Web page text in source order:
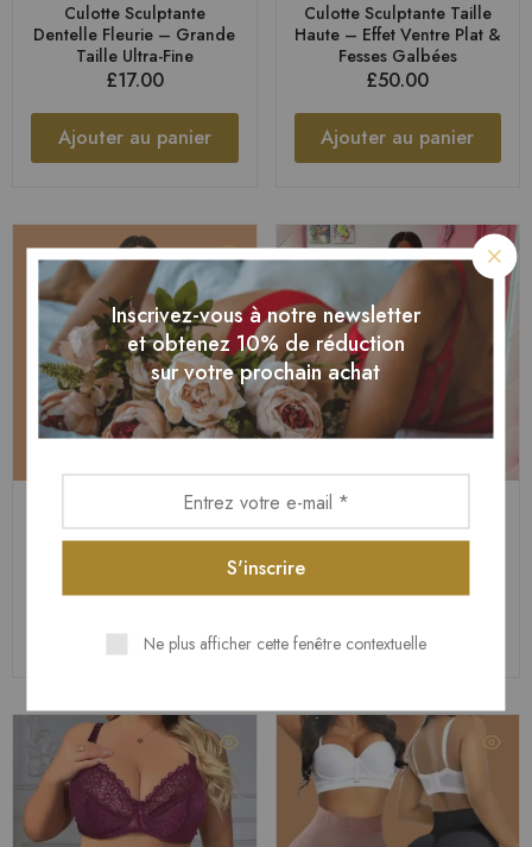
Culotte Sculptante
Dentelle Fleurie – Grande
Taille Ultra-Fine
£17.00
Ajouter au panier
Culotte Sculptante Taille
Haute – Effet Ventre Plat &
Fesses Galbées
£50.00
Ajouter au panier
Ensemble Lingerie
Dentelle Grande Taille –
Soutien-Gorge & Culotte
Ajouter au panier
Ensemble Sexy 2 Pièces –
Short & Chemise Légère
Grande Taille
Inscrivez-vous à notre newsletter
et obtenez 10% de réduction
sur votre prochain achat
Ne plus afficher cette fenêtre contextuelle